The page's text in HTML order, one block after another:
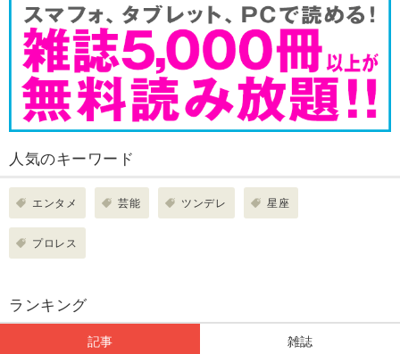
人気のキーワード
エンタメ 芸能 ツンデレ 星座
プロレス
ランキング
記事 雑誌